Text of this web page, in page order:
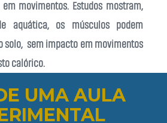
movimentos. Estudos mostram,
aquática, os músculos podem
solo, sem impacto em movimentos
calórico.
que queiram aprender a nadar.
e querem apenas praticar o
UMA AULA